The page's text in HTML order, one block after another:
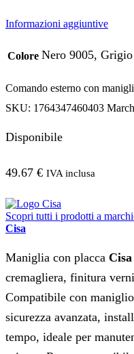
Informazioni aggiuntive
Colore Nero 9005, Grigio
Comando esterno con
SKU: 1764347460403
Disponibile
49.67 € IVA inclusa
Scopri tutti i prodotti a
Cisa
Maniglia con placca
cremagliera, finitura
Compatibile con
sicurezza avanzata,
tempo, ideale per